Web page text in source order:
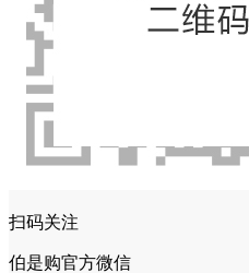
扫码关注
伯是购官方微信